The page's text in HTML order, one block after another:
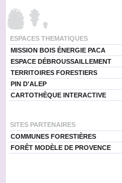
ESPACES THEMATIQUES
MISSION BOIS ÉNERGIE PACA
ESPACE DÉBROUSSAILLEMENT
TERRITOIRES FORESTIERS
PIN D'ALEP
CARTOTHÈQUE INTERACTIVE
SITES PARTENAIRES
COMMUNES FORESTIÈRES
FORÊT MODÈLE DE PROVENCE